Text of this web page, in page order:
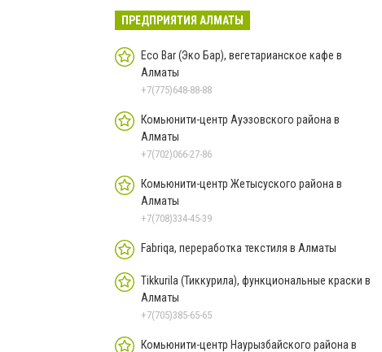
ПРЕДПРИЯТИЯ АЛМАТЫ
Eco Bar (Эко Бар), вегетарианское кафе в
Алматы
+7(775)648-88-88
Комьюнити-центр Ауэзовского района в
Алматы
+7(702)066-27-86
Комьюнити-центр Жетысуского района в
Алматы
+7(708)334-45-39
Fabriqa, переработка текстиля в Алматы
Tikkurila (Тиккурила), функциональные краски в
Алматы
+7(705)385-65-65
Комьюнити-центр Наурызбайского района в